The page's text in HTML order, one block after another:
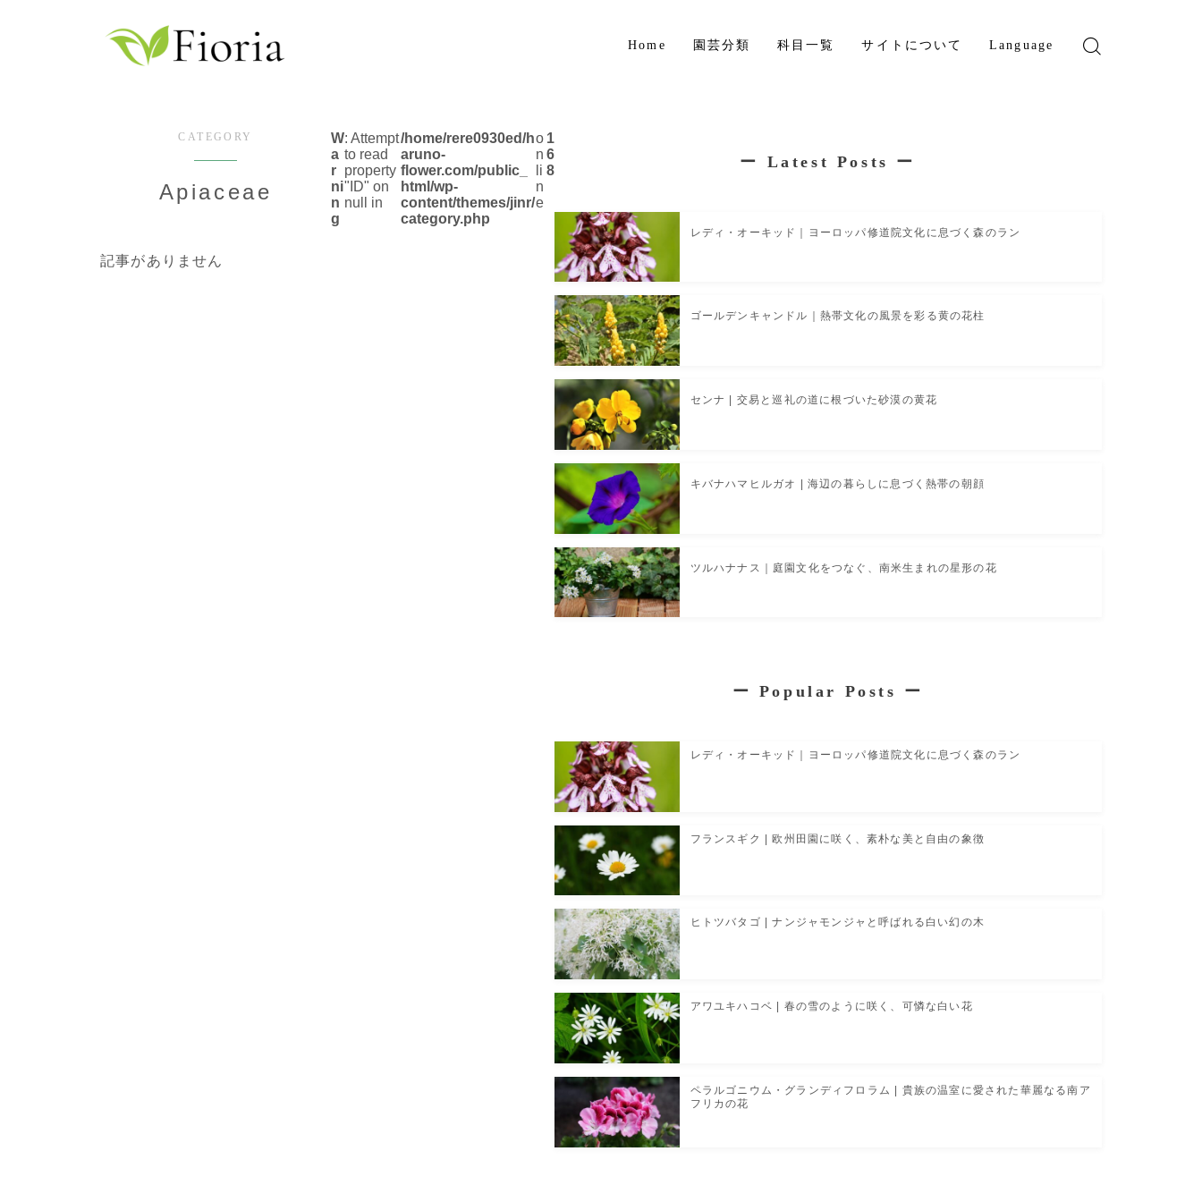
Home 園芸分類
球根植物
ハーブ
科目一覧 サイトについて Language
CATEGORY
Apiaceae
記事がありません
W
a
r
ni
n
g
: Attempt
to read
property
"ID" on
null in
/home/rere0930ed/h
aruno-
flower.com/public_
html/wp-
content/themes/jinr/
category.php
o
n
li
n
e
1
6
8
ー Latest Posts ー
レディ・オーキッド｜ヨーロッパ修道院文化に息づく森のラン
ゴールデンキャンドル｜熱帯文化の風景を彩る黄の花柱
センナ | 交易と巡礼の道に根づいた砂漠の黄花
キバナハマヒルガオ | 海辺の暮らしに息づく熱帯の朝顔
ツルハナナス｜庭園文化をつなぐ、南米生まれの星形の花
ー Popular Posts ー
レディ・オーキッド｜ヨーロッパ修道院文化に息づく森のラン
フランスギク | 欧州田園に咲く、素朴な美と自由の象徴
ヒトツバタゴ | ナンジャモンジャと呼ばれる白い幻の木
アワユキハコベ | 春の雪のように咲く、可憐な白い花
ペラルゴニウム・グランディフロラム | 貴族の温室に愛された華麗なる南ア
フリカの花